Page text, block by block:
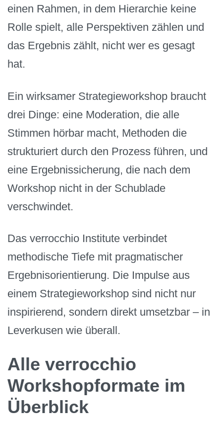
einen Rahmen, in dem Hierarchie keine
Rolle spielt, alle Perspektiven zählen und
das Ergebnis zählt, nicht wer es gesagt
hat.
Ein wirksamer Strategieworkshop braucht
drei Dinge: eine Moderation, die alle
Stimmen hörbar macht, Methoden die
strukturiert durch den Prozess führen, und
eine Ergebnissicherung, die nach dem
Workshop nicht in der Schublade
verschwindet.
Das verrocchio Institute verbindet
methodische Tiefe mit pragmatischer
Ergebnisorientierung. Die Impulse aus
einem Strategieworkshop sind nicht nur
inspirierend, sondern direkt umsetzbar – in
Leverkusen wie überall.
Alle verrocchio
Workshopformate im
Überblick